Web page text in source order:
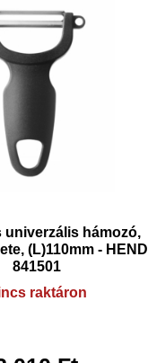
univerzális hámozó,
(L)110mm - HENDI
841501
raktáron